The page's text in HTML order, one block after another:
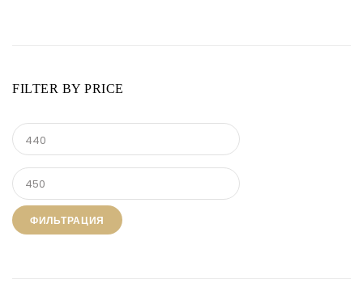
FILTER BY PRICE
ФИЛЬТРАЦИЯ